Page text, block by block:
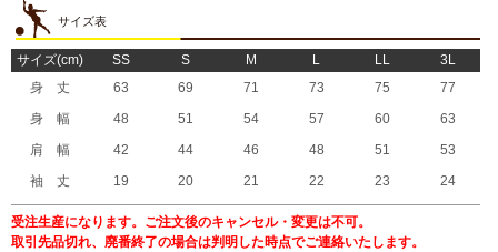
サイズ表
サイズ(cm) SS S M L LL
3L
身 丈
63 69 71 73 75
77
身 幅
48 51 54 57 60
63
肩 幅
42 44 46 48 51
53
袖 丈
19 20 21 22 23 24
受注生産になります。ご注文後のキャンセル・変更は不可。
取引先品切れ、廃番終了の場合は判明した時点でご連絡いたします。